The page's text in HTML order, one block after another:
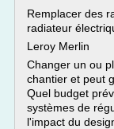
Remplacer des
radiateur
Leroy Merlin
Changer un ou
chantier et peut
Quel budget
systèmes de
l'impact du